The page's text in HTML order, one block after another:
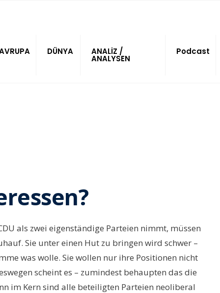
DÜNYA ANALİZ /
ANALYSEN
Podcast
als zwei eigenständige Parteien nimmt, müssen
Sie unter einen Hut zu bringen wird schwer –
was wolle. Sie wollen nur ihre Positionen nicht
scheint es – zumindest behaupten das die
im Kern sind alle beteiligten Parteien neoliberal